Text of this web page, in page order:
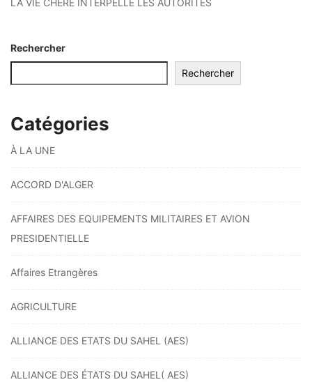
Rechercher
Rechercher
Catégories
À LA UNE
ACCORD D'ALGER
AFFAIRES DES EQUIPEMENTS MILITAIRES ET AVION
PRESIDENTIELLE
Affaires Etrangères
AGRICULTURE
ALLIANCE DES ETATS DU SAHEL (AES)
ALLIANCE DES ÉTATS DU SAHEL( AES)